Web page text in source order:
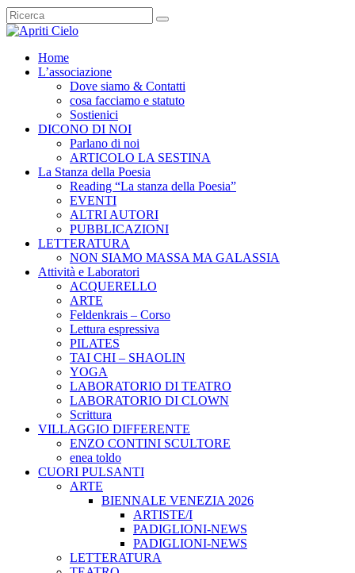
Home
L’associazione
Dove siamo & Contatti
cosa facciamo e statuto
Sostienici
DICONO DI NOI
Parlano di noi
ARTICOLO LA SESTINA
La Stanza della Poesia
Reading “La stanza della Poesia”
EVENTI
ALTRI AUTORI
PUBBLICAZIONI
LETTERATURA
NON SIAMO MASSA MA GALASSIA
Attività e Laboratori
ACQUERELLO
ARTE
Feldenkrais – Corso
Lettura espressiva
PILATES
TAI CHI – SHAOLIN
YOGA
LABORATORIO DI TEATRO
LABORATORIO DI CLOWN
Scrittura
VILLAGGIO DIFFERENTE
ENZO CONTINI SCULTORE
enea toldo
CUORI PULSANTI
ARTE
BIENNALE VENEZIA 2026
ARTISTE/I
PADIGLIONI-NEWS
PADIGLIONI-NEWS
LETTERATURA